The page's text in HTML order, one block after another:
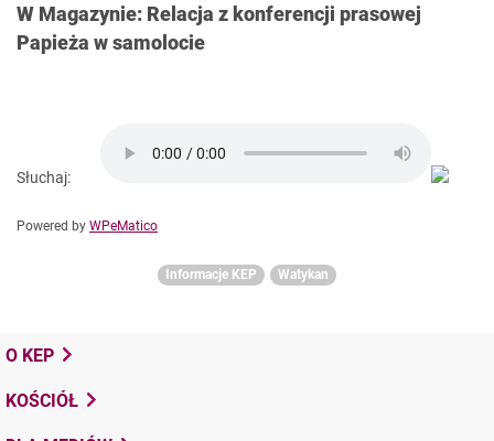
W Magazynie: Relacja z konferencji prasowej
Papieża w samolocie
Słuchaj:
Powered by WPeMatico
Informacje KEP Watykan
O KEP
KOŚCIÓŁ